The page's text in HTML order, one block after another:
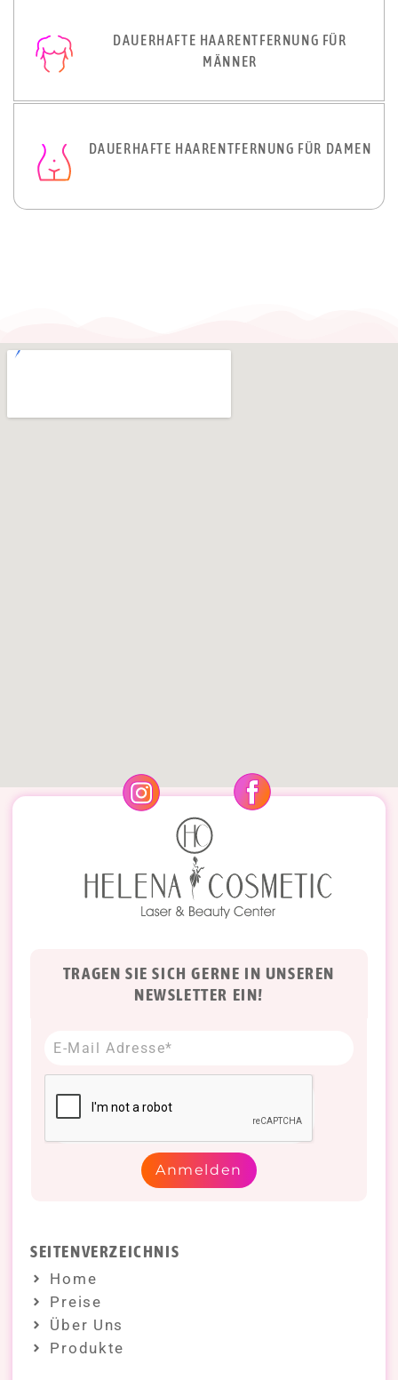
DAUERHAFTE HAARENTFERNUNG FÜR
MÄNNER
DAUERHAFTE HAARENTFERNUNG FÜR DAMEN
TRAGEN SIE SICH GERNE IN UNSEREN
NEWSLETTER EIN!
Anmelden
SEITENVERZEICHNIS
Home
Preise
Über Uns
Produkte